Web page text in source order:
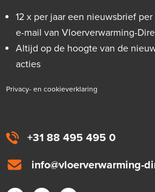
+31 88 495 495 0
info@vloerverwarming-
12 x per jaar een nieuwsbrief per
e-mail van Vloerverwarming-
Altijd op de hoogte van de
acties
Privacy- en cookieverklaring